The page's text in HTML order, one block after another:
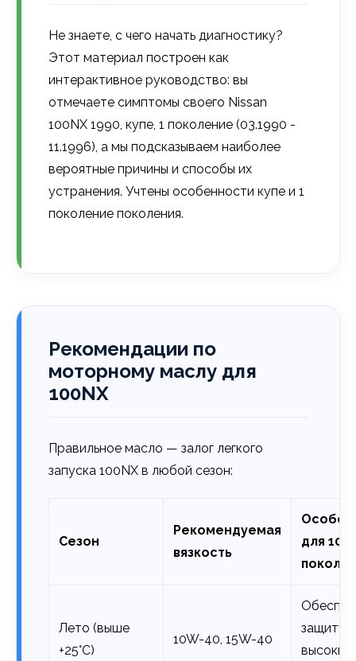
Не знаете, с чего начать диагностику?
Этот материал построен как
интерактивное руководство: вы
отмечаете симптомы своего Nissan
100NX 1990, купе, 1 поколение (03.1990 -
11.1996), а мы подсказываем наиболее
вероятные причины и способы их
устранения. Учтены особенности купе и 1
поколение поколения.
Рекомендации по
моторному маслу для
100NX
Правильное масло — залог легкого
запуска 100NX в любой сезон:
Сезон
Рекомендуемая
вязкость
для
Лето (выше
+25°C)
10W-40, 15W-40
защиту
высоких